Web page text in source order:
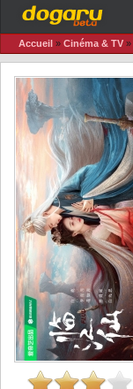
Accueil » Cinéma & TV »